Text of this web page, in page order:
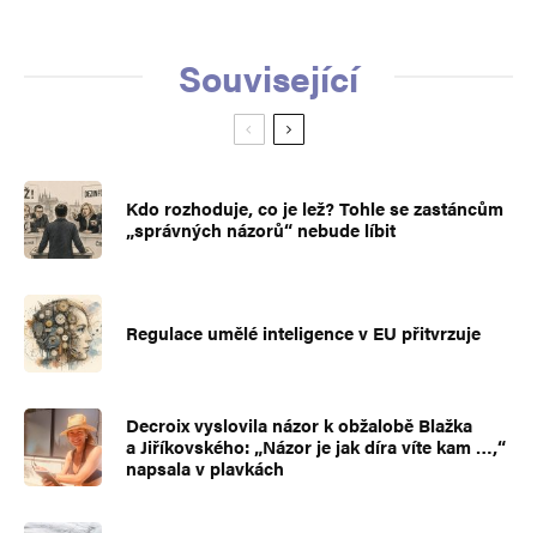
Související
Kdo rozhoduje, co je lež? Tohle se zastáncům
„správných názorů“ nebude líbit
Regulace umělé inteligence v EU přitvrzuje
Decroix vyslovila názor k obžalobě Blažka
a Jiříkovského: „Názor je jak díra víte kam …,“
napsala v plavkách